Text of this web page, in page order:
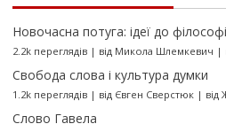
Новочасна потуга: ідеї до
2.2k переглядів| від Микола Шлемкевич |
Свобода слова і культура думки
1.2k переглядів| від Євген Сверстюк| від
Слово Гавела